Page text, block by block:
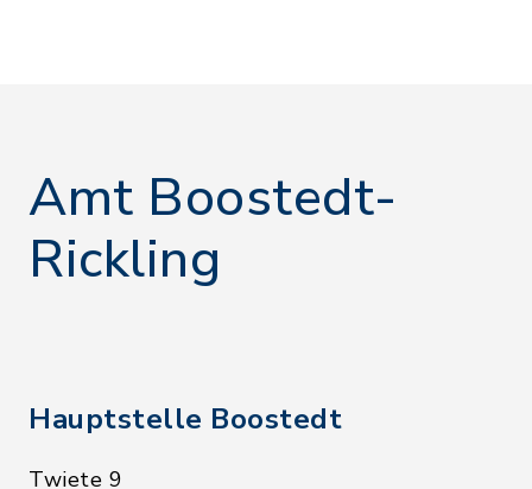
Amt Boostedt-
Rickling
Hauptstelle Boostedt
Twiete 9